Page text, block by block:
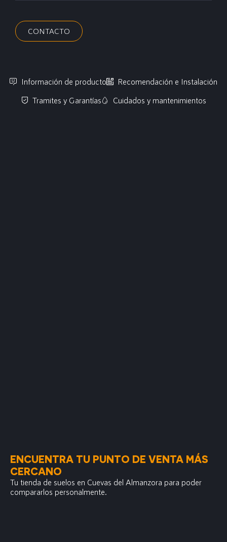
CONTACTO
Información de producto
Recomendación e Instalación
Tramites y Garantías
Cuidados y mantenimientos
ENCUENTRA TU PUNTO DE VENTA MÁS
CERCANO
Tu tienda de suelos en Cuevas del Almanzora para poder
compararlos personalmente.